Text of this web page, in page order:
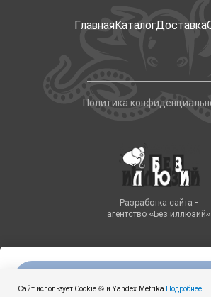
Сайт использует Cookie 🍪 и Yandex.Metrika Подробнее
ГлавнаяКаталогДоставка
Политика
Разработка сайта -
агентство «Без иллюзий»
Made on Tilda